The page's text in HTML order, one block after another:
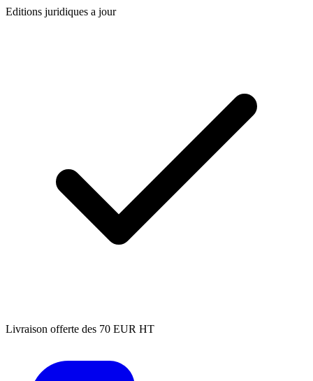
Editions juridiques a jour
Livraison offerte des 70 EUR HT